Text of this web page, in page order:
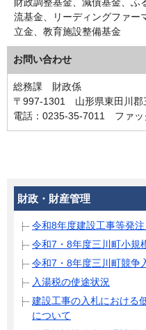
財政調整基金、減債基金、ふ
流基金、リーディングファー
立金、教育施設整備基金
お問い合わせ
総務課 財政係
〒997-1301 山形県東田川郡
電話：0235-35-7011 ファッ
財政・財産管理
令和8年度建設工事等発
令和7・8年度三川町小規
令和7・8年度三川町競争
入湯税の使途状況
建設工事の入札における
について